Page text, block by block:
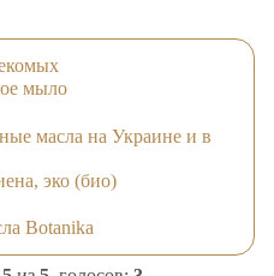
мыло
масла на Украине и в
эко (био)
Botanika